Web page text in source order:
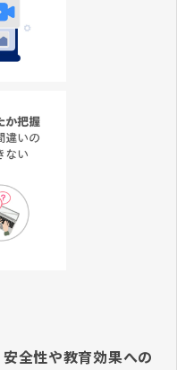
全性や教育効果への